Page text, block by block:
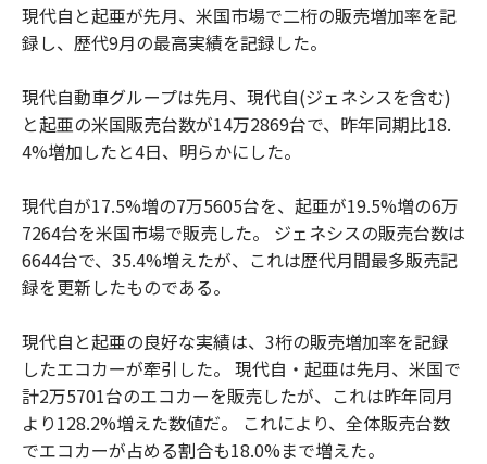
現代自と起亜が先月、米国市場で二桁の販売増加率を記
録し、歴代9月の最高実績を記録した。
現代自動車グループは先月、現代自(ジェネシスを含む)
と起亜の米国販売台数が14万2869台で、昨年同期比18.
4%増加したと4日、明らかにした。
現代自が17.5%増の7万5605台を、起亜が19.5%増の6万
7264台を米国市場で販売した。 ジェネシスの販売台数は
6644台で、35.4%増えたが、これは歴代月間最多販売記
録を更新したものである。
現代自と起亜の良好な実績は、3桁の販売増加率を記録
したエコカーが牽引した。 現代自・起亜は先月、米国で
計2万5701台のエコカーを販売したが、これは昨年同月
より128.2%増えた数値だ。 これにより、全体販売台数
でエコカーが占める割合も18.0%まで増えた。